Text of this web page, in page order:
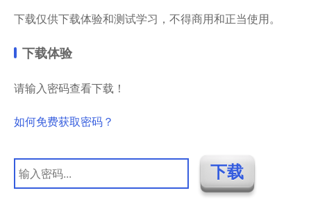
下载仅供下载体验和测试学习，不得商用和正当使用。
下载体验
请输入密码查看下载！
如何免费获取密码？